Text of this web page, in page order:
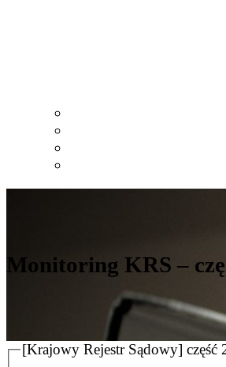
Monitoring KRS –
[Krajowy Rejestr Sądowy] część